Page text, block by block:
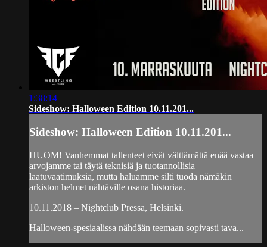
1:38:14
Sideshow: Halloween Edition 10.11.201...
Sideshow: Halloween Edition 10.11.201...
HUOM! Vanhemmat tallenteet eivät välttämättä enää vastaa
arvojamme tai täytä teknisiä ja tuotannollisia
laatuvaatimuksia, mutta haluamme silti tuoda nämäkin
arkiston helmet nähtäville osana historiaa.
10.11.2018 – Nightclub Pressa, Helsinki.
Halloween-spesiaalissa nähdään teemaan sopivasti tava...